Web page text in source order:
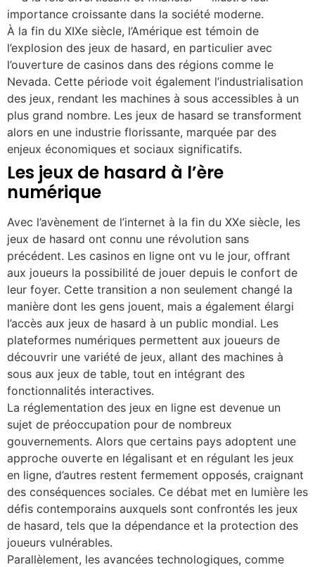
importance croissante dans la société moderne.
À la fin du XIXe siècle, l’Amérique est témoin de
l’explosion des jeux de hasard, en particulier avec
l’ouverture de casinos dans des régions comme le
Nevada. Cette période voit également l’industrialisation
des jeux, rendant les machines à sous accessibles à un
plus grand nombre. Les jeux de hasard se transforment
alors en une industrie florissante, marquée par des
enjeux économiques et sociaux significatifs.
Les jeux de hasard à l’ère
numérique
Avec l’avènement de l’internet à la fin du XXe siècle, les
jeux de hasard ont connu une révolution sans
précédent. Les casinos en ligne ont vu le jour, offrant
aux joueurs la possibilité de jouer depuis le confort de
leur foyer. Cette transition a non seulement changé la
manière dont les gens jouent, mais a également élargi
l’accès aux jeux de hasard à un public mondial. Les
plateformes numériques permettent aux joueurs de
découvrir une variété de jeux, allant des machines à
sous aux jeux de table, tout en intégrant des
fonctionnalités interactives.
La réglementation des jeux en ligne est devenue un
sujet de préoccupation pour de nombreux
gouvernements. Alors que certains pays adoptent une
approche ouverte en légalisant et en régulant les jeux
en ligne, d’autres restent fermement opposés, craignant
des conséquences sociales. Ce débat met en lumière les
défis contemporains auxquels sont confrontés les jeux
de hasard, tels que la dépendance et la protection des
joueurs vulnérables.
Parallèlement, les avancées technologiques, comme